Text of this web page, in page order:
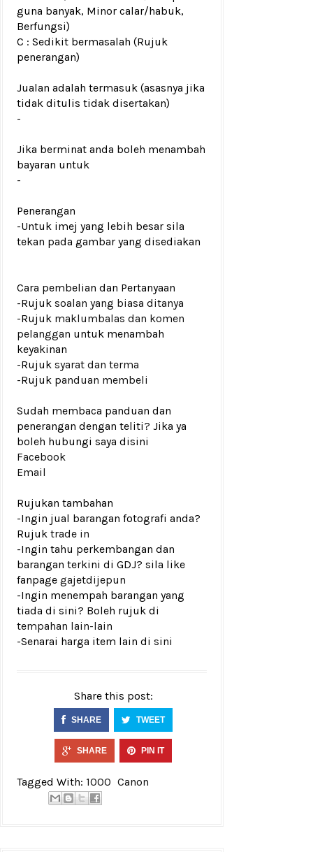
guna banyak, Minor calar/habuk,
Berfungsi)
C : Sedikit bermasalah (Rujuk
penerangan)
Jualan adalah termasuk (asasnya jika
tidak ditulis tidak disertakan)
-
Jika berminat anda boleh menambah
bayaran untuk
-
Penerangan
-Untuk imej yang lebih besar sila
tekan pada gambar yang disediakan
Cara pembelian dan Pertanyaan
-Rujuk soalan yang biasa ditanya
-Rujuk maklumbalas dan komen
pelanggan untuk menambah
keyakinan
-Rujuk syarat dan terma
-Rujuk panduan membeli
Sudah membaca panduan dan
penerangan dengan teliti? Jika ya
boleh hubungi saya disini
Facebook
Email
Rujukan tambahan
-Ingin jual barangan fotografi anda?
Rujuk trade in
-Ingin tahu perkembangan dan
barangan terkini di GDJ? sila like
fanpage gajetdijepun
-Ingin menempah barangan yang
tiada di sini? Boleh rujuk di
tempahan lain-lain
-Senarai harga item lain di sini
Share this post:
SHARE TWEET
SHARE PIN IT
Tagged With: 1000 Canon